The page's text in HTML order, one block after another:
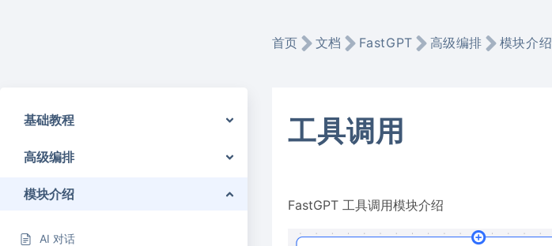
基础教程
高级编排
模块介绍
AI 对话
首页 文档 FastGPT 高级编排 模块介绍
工具调用
FastGPT 工具调用模块介绍